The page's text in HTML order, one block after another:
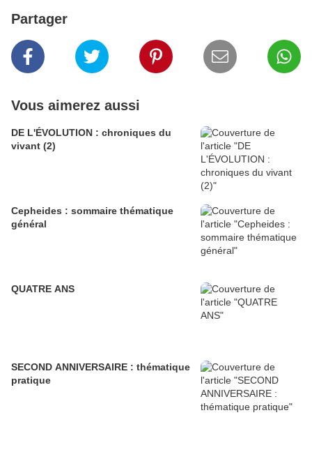
Partager
Vous aimerez aussi
DE L'ÉVOLUTION : chroniques du
vivant (2)
Cepheides : sommaire thématique
général
QUATRE ANS
SECOND ANNIVERSAIRE : thématique
pratique